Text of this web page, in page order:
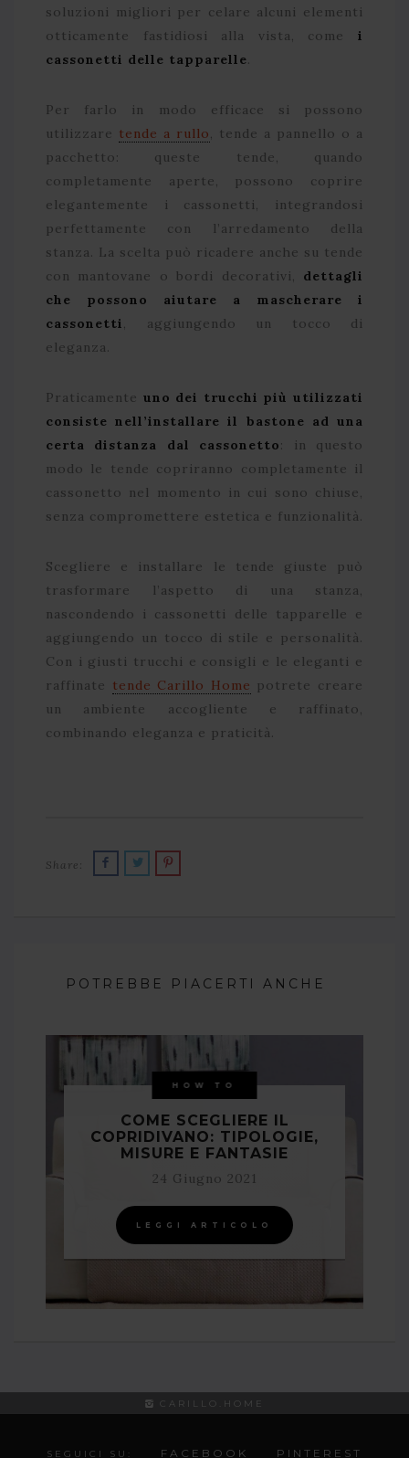
soluzioni migliori per celare alcuni elementi
otticamente fastidiosi alla vista, come i
cassonetti delle tapparelle.
Per farlo in modo efficace si possono
utilizzare tende a rullo, tende a pannello o a
pacchetto: queste tende, quando
completamente aperte, possono coprire
elegantemente i cassonetti, integrandosi
perfettamente con l’arredamento della
stanza. La scelta può ricadere anche su tende
con mantovane o bordi decorativi, dettagli
che possono aiutare a mascherare i
cassonetti, aggiungendo un tocco di
eleganza.
Praticamente uno dei trucchi più utilizzati
consiste nell’installare il bastone ad una
certa distanza dal cassonetto: in questo
modo le tende copriranno completamente il
cassonetto nel momento in cui sono chiuse,
senza compromettere estetica e funzionalità.
Scegliere e installare le tende giuste può
trasformare l’aspetto di una stanza,
nascondendo i cassonetti delle tapparelle e
aggiungendo un tocco di stile e personalità.
Con i giusti trucchi e consigli e le eleganti e
raffinate tende Carillo Home potrete creare
un ambiente accogliente e raffinato,
combinando eleganza e praticità.
Share:
POTREBBE PIACERTI ANCHE
HOW TO
COME SCEGLIERE IL
COPRIDIVANO: TIPOLOGIE,
MISURE E FANTASIE
24 Giugno 2021
LEGGI ARTICOLO
CARILLO.HOME
SEGUICI SU: FACEBOOK PINTEREST